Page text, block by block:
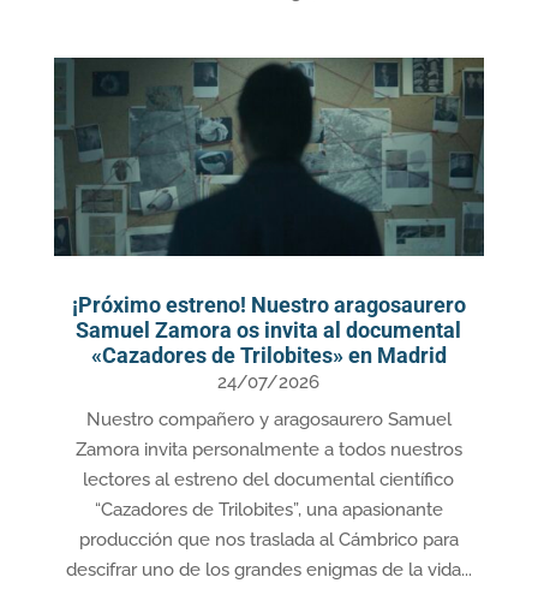
¡Próximo estreno! Nuestro aragosaurero
Samuel Zamora os invita al documental
«Cazadores de Trilobites» en Madrid
24/07/2026
Nuestro compañero y aragosaurero Samuel
Zamora invita personalmente a todos nuestros
lectores al estreno del documental científico
“Cazadores de Trilobites”, una apasionante
producción que nos traslada al Cámbrico para
descifrar uno de los grandes enigmas de la vida...